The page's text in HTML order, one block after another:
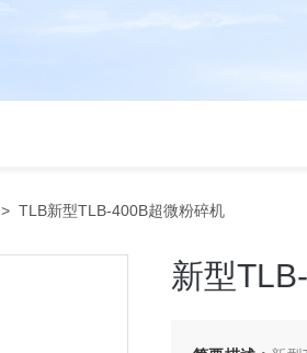
> TLB新型TLB-400B超微粉碎机
新型